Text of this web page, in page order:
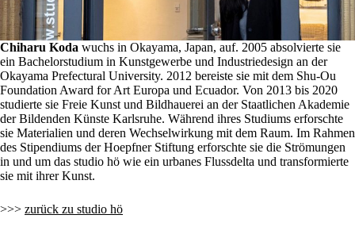
Chiharu Koda wuchs in Okayama, Japan, auf. 2005 absolvierte sie
ein Bachelorstudium in Kunstgewerbe und Industriedesign an der
Okayama Prefectural University. 2012 bereiste sie mit dem Shu-Ou
Foundation Award for Art Europa und Ecuador. Von 2013 bis 2020
studierte sie Freie Kunst und Bildhauerei an der Staatlichen Akademie
der Bildenden Künste Karlsruhe. Während ihres Studiums erforschte
sie Materialien und deren Wechselwirkung mit dem Raum. Im Rahmen
des Stipendiums der Hoepfner Stiftung erforschte sie die Strömungen
in und um das studio hö wie ein urbanes Flussdelta und transformierte
sie mit ihrer Kunst.
>>> zurück zu studio hö